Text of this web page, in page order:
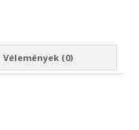
Vélemények (0)